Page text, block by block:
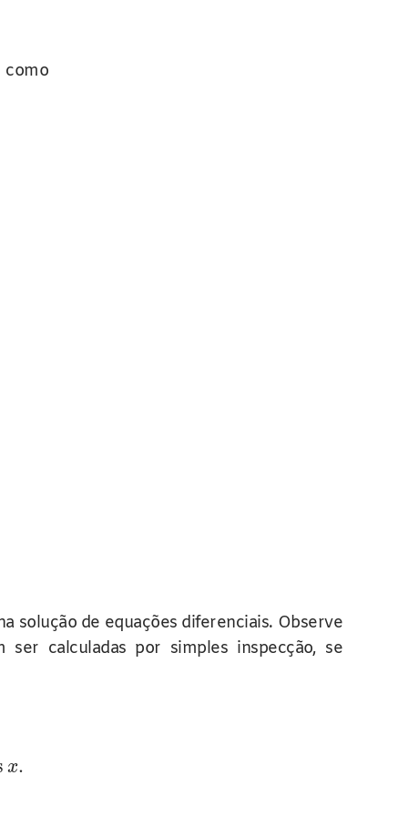
como
solução de equações diferenciais. Observe
calculadas por simples inspecção, se
x.